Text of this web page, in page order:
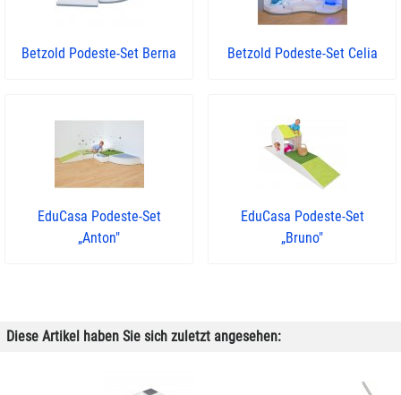
Betzold Podeste-Set Berna Betzold Podeste-Set Celia
EduCasa Podeste-Set
„Anton"
EduCasa Podeste-Set
„Bruno"
Diese Artikel haben Sie sich zuletzt angesehen: